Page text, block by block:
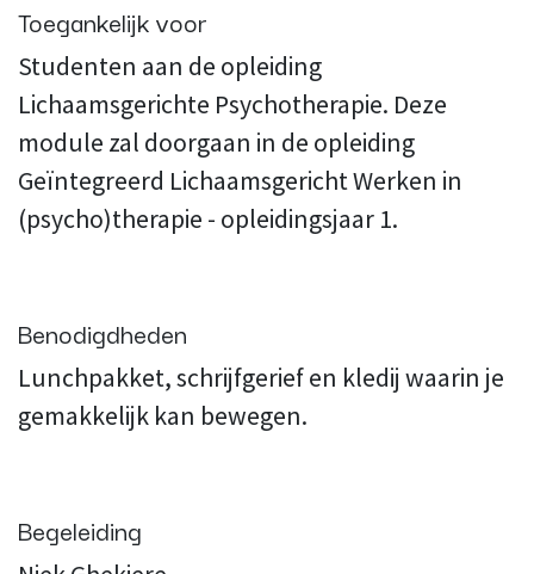
Toegankelijk voor
Studenten aan de opleiding
Lichaamsgerichte Psychotherapie. Deze
module zal doorgaan in de opleiding
Geïntegreerd Lichaamsgericht Werken in
(psycho)therapie - opleidingsjaar 1.
Benodigdheden
Lunchpakket, schrijfgerief en kledij waarin je
gemakkelijk kan bewegen.
Begeleiding